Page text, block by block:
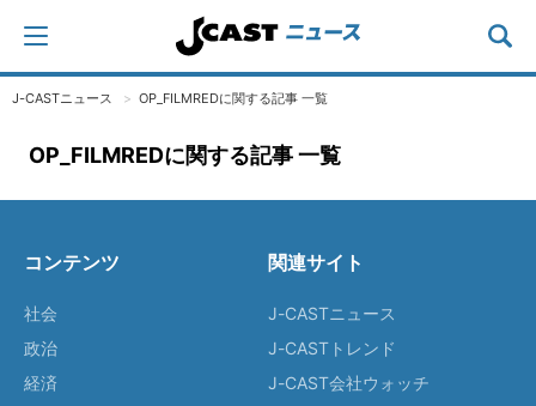
J-CASTニュース OP_FILMREDに関する記事 一覧
OP_FILMREDに関する記事 一覧
コンテンツ
社会
政治
経済
関連サイト
J-CASTニュース
J-CASTトレンド
J-CAST会社ウォッチ